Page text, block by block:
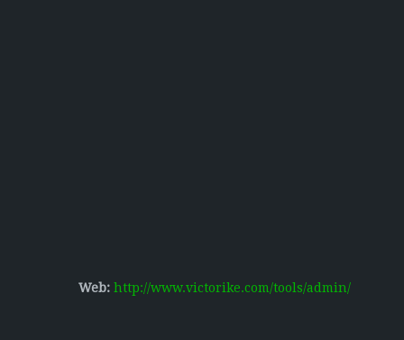
Web: http://www.victorike.com/tools/admin/